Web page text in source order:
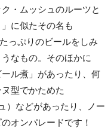
・ムッシュのルーツと
に似たその名も
っぷりのビールをしみ
なもの。そのほかに
ル煮」があったり、何
型でかためた
）などがあったり、ノー
オンパレードです！